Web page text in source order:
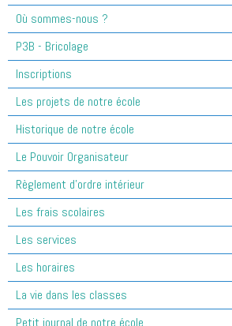
Où sommes-nous ?
P3B - Bricolage
Inscriptions
Les projets de notre école
Historique de notre école
Le Pouvoir Organisateur
Règlement d'ordre intérieur
Les frais scolaires
Les services
Les horaires
La vie dans les classes
Petit journal de notre école